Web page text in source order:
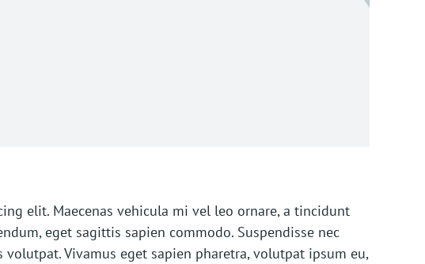
elit. Maecenas vehicula mi vel leo ornare, a tincidunt
eget sagittis sapien commodo. Suspendisse nec
Vivamus eget sapien pharetra, volutpat ipsum eu,